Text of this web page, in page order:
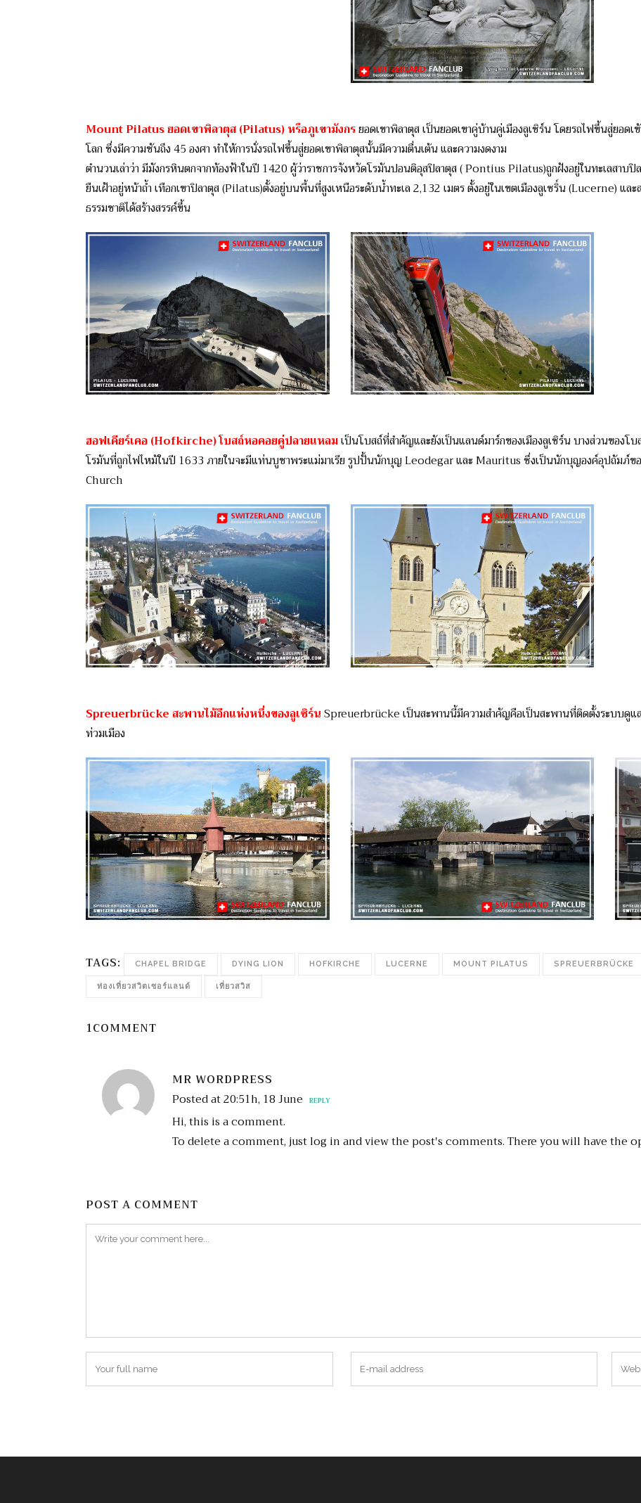
Mount Pilatus ยอดเขาพิลาตุส (Pilatus) หรือภูเขามังกรยอดเขาพิลาตุส เป็นยอดเขาคู่บ้านคู่เมืองลูเซิร์น โดยรถไฟขึ้นสู่ยอด
โลก ซึ่งมีความชันถึง 45 องศา ทำให้การนั่งรถไฟขึ้นสู่ยอดเขาพิลาตุสนั้นมีความตื่นเต้น และความงดงาม
ตำนวนเล่าว่า มีมังกรหินตกจากท้องฟ้าในปี 1420 ผู้ว่าราชการจังหวัดโรมันปอนติอุสปิลาตุส ( Pontius Pilatus)ถูกฝังอยู่ในทะเลสาบ
ยืนเฝ้าอยู่หน้าถ้ำ เทือกเขาปิลาตุส (Pilatus)ตั้งอยู่บนพื้นที่สูงเหนือระดับน้ำทะเล 2,132 เมตร ตั้งอยู่ในเขตเมืองลูเซริ์น (Lucerne) แล
ธรรมชาติได้สร้างสรรค์ขึ้น
ฮอฟเคียร์เคอ (Hofkirche) โบสถ์หอคอยคู่ปลายแหลมเป็นโบสถ์ที่สำคัญและยังเป็นแลนด์มาร์กของเมืองลูเซิร์น บางส่วนของ
โรมันที่ถูกไฟไหม้ในปี 1633 ภายในจะมีแท่นบูชาพระแม่มาเรีย รูปปั้นนักบุญ Leodegar และ Mauritus ซึ่งเป็นนักบุญองค์อุปถัมภ์ขอ
Church
Spreuerbrücke สะพานไม้อีกแห่งหนึ่งของลูเซิร์นSpreuerbrücke เป็นสะพานนี้มีความสำคัญคือเป็นสะพานที่ติดตั้งระบบดูแล
ท่วมเมือง
TAGS: CHAPEL BRIDGE DYING LION HOFKIRCHE LUCERNE MOUNT PILATUS SPREUERBRÜCKE
ท่องเที่ยวสวิตเซอร์แลนด์ เที่ยวสวิส
1COMMENT
MR WORDPRESS
Posted at 20:51h, 18 June
REPLY
Hi, this is a comment.
To delete a comment, just log in and view the post's comments. There you will have the
POST A COMMENT